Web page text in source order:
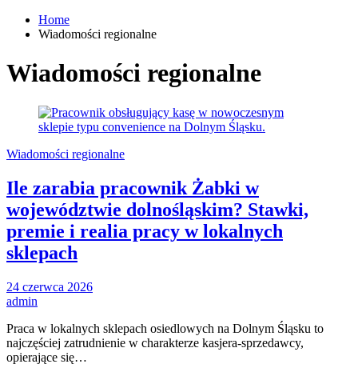
Home
Wiadomości regionalne
Wiadomości regionalne
Wiadomości regionalne
Ile zarabia pracownik Żabki w
województwie dolnośląskim? Stawki,
premie i realia pracy w lokalnych
sklepach
24 czerwca 2026
admin
Praca w lokalnych sklepach osiedlowych na Dolnym Śląsku to
najczęściej zatrudnienie w charakterze kasjera-sprzedawcy,
opierające się…